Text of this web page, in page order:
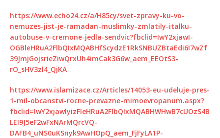
https://www.echo24.cz/a/H85cy/svet-zpravy-ku-vo-
nemuzes-jist-je-ramadan-muslimky-zmlatily-italku-
autobuse-v-cremone-jedla-sendvic?fbclid=IwY2xjawI-
OGBleHRuA2FlbQIxMQABHfScydzE1RkSNBUZBtaEdi6I7wZf
39JmjGojsrieZiwQrxUh4imCak3G6w_aem_EEOtS3-
rO_sHV3zl4_QjKA
https://www.islamizace.cz/Articles/14053-eu-udeluje-pres-
1-mil-obcanstvi-rocne-prevazne-mimoevropanum.aspx?
fbclid=IwY2xjawIyizFleHRuA2FlbQIxMQABHWHwB7cUOzS4B
LEI9J5eF2wFxNArMQrcVQ-
DAFB4_uNS0uKSnyk9AwHOpQ_aem_FjFyLA1P-